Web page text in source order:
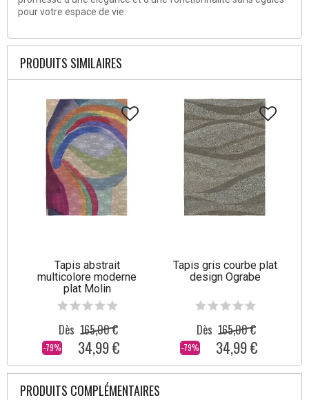
pour votre espace de vie.
PRODUITS SIMILAIRES
Tapis abstrait
multicolore moderne
plat Molin
-79%
Dès 165,00 €
34,99 €
Tapis gris courbe plat
design Ograbe
-79%
Dès 165,00 €
34,99 €
PRODUITS COMPLÉMENTAIRES